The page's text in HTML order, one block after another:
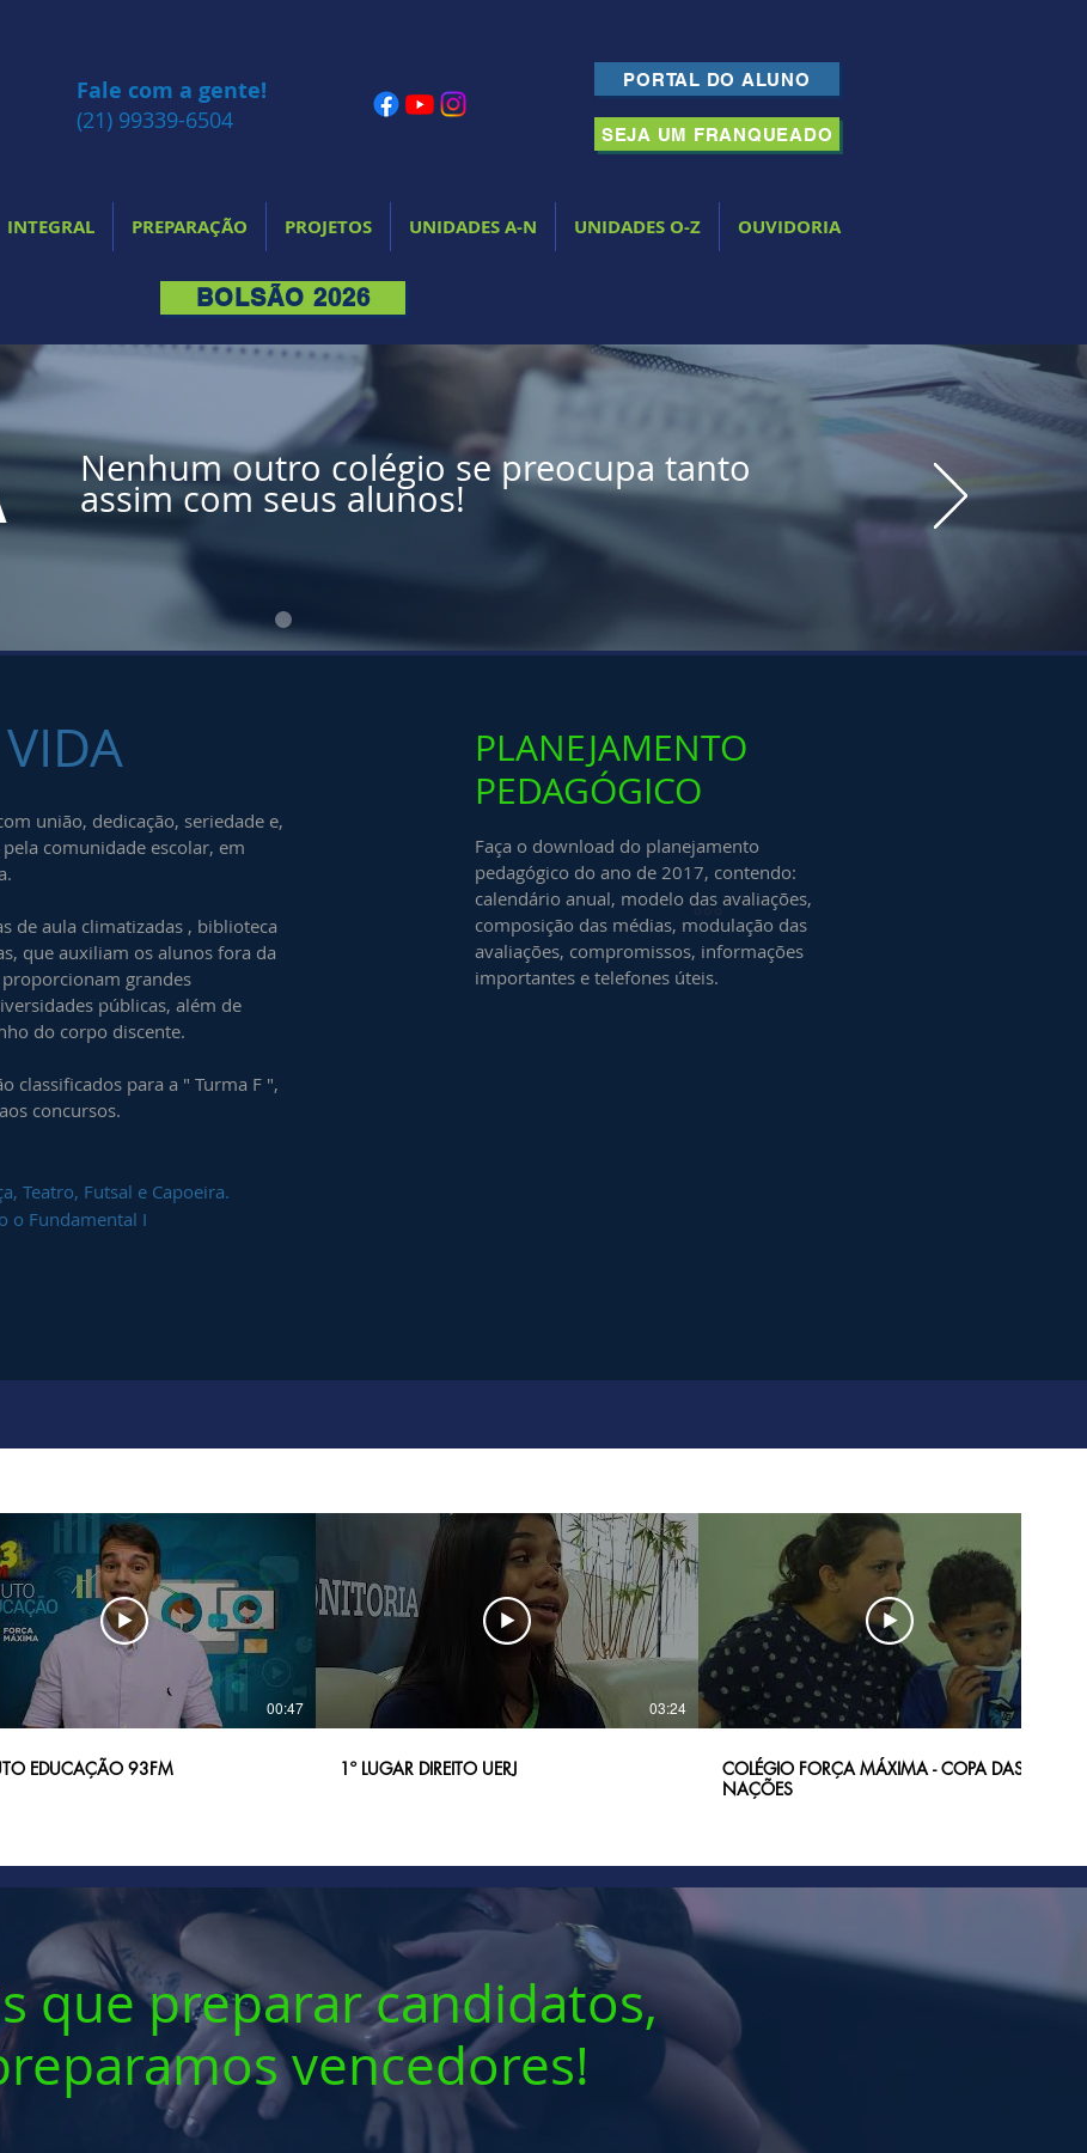
Fale com a gente!
(21) 99339-6504
PORTAL DO ALUNO
SEJA UM FRANQUEADO
INTEGRAL PREPARAÇÃO PROJETOS UNIDADES A-N UNIDADES O-Z OUVIDORIA
BOLSÃO 2026
Nenhum outro colégio se preocupa tanto
assim com seus alunos!
união, dedicação, seriedade e,
comunidade escolar, em
de aula climatizadas , biblioteca
que auxiliam os alunos fora da
grandes
públicas, além de
do corpo discente.
classificados para a " Turma F ",
concursos.
Teatro, Futsal e Capoeira.
o Fundamental I
PLANEJAMENTO
PEDAGÓGICO
Faça o download do planejamento
pedagógico do ano de 2017, contendo:
calendário anual, modelo das avaliações,
composição das médias, modulação das
avaliações, compromissos, informações
importantes e telefones úteis.
00:47
EDUCAÇÃO 93FM
03:24
1º LUGAR DIREITO UERJ
COLÉGIO FORÇA MÁXIMA - COPA DAS
NAÇÕES
que preparar candidatos,
vencedores!